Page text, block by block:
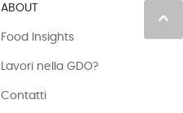
keyboard_arrow_up
ABOUT
Food Insights
Lavori nella GDO?
Contatti